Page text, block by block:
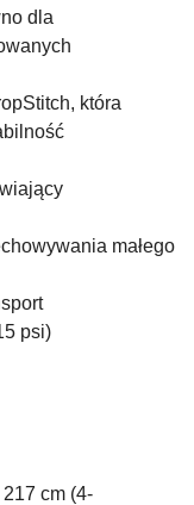
dla
która
małego
psi)
cm (4-